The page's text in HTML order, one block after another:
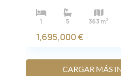
1 5 363 m2
1,695,000 €
CARGAR MÁS